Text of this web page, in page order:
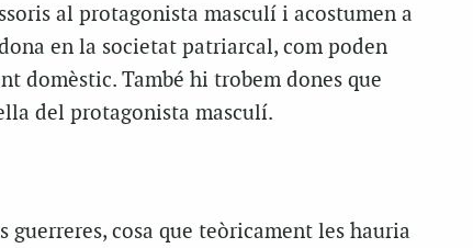
al protagonista masculí i acostumen a
en la societat patriarcal, com poden
domèstic. També hi trobem dones que
del protagonista masculí.
guerreres, cosa que teòricament les hauria